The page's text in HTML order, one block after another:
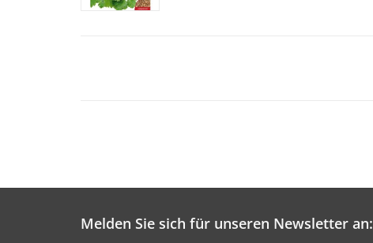
Melden Sie sich für unseren Newsletter an: